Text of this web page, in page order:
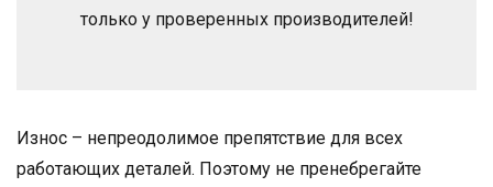
только у проверенных производителей!
Износ – непреодолимое препятствие для всех
работающих деталей. Поэтому не пренебрегайте